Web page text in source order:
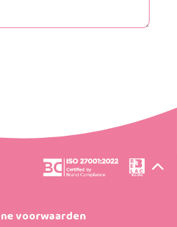
voorwaarden